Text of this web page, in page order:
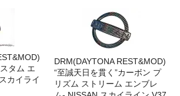
タム エ
カイライ
DRM(DAYTONA REST&MOD)
“至誠天日を貫く”カーボン プ
リズム ストリーム エンブレ